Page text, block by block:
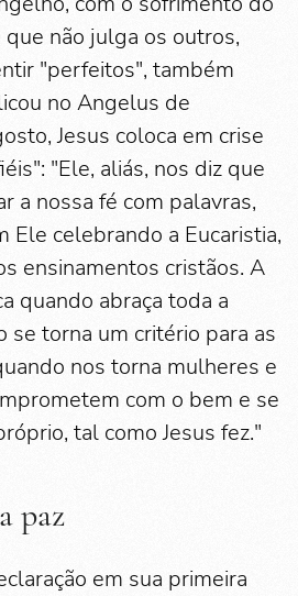
que não julga os outros,
"perfeitos", também
no Angelus de
Jesus coloca em crise
"Ele, aliás, nos diz que
a nossa fé com palavras,
Ele celebrando a Eucaristia,
ensinamentos cristãos. A
quando abraça toda a
se torna um critério para as
nos torna mulheres e
com o bem e se
tal como Jesus fez."
paz
em sua primeira